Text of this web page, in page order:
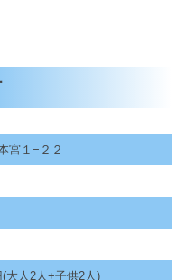
宮１−２２
大人2人+子供2人)